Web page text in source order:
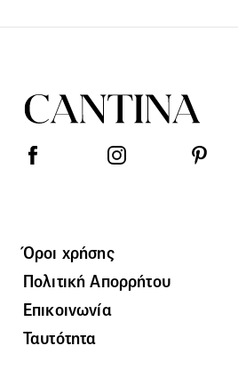
Όροι χρήσης
Πολιτική Απορρήτου
Επικοινωνία
Ταυτότητα